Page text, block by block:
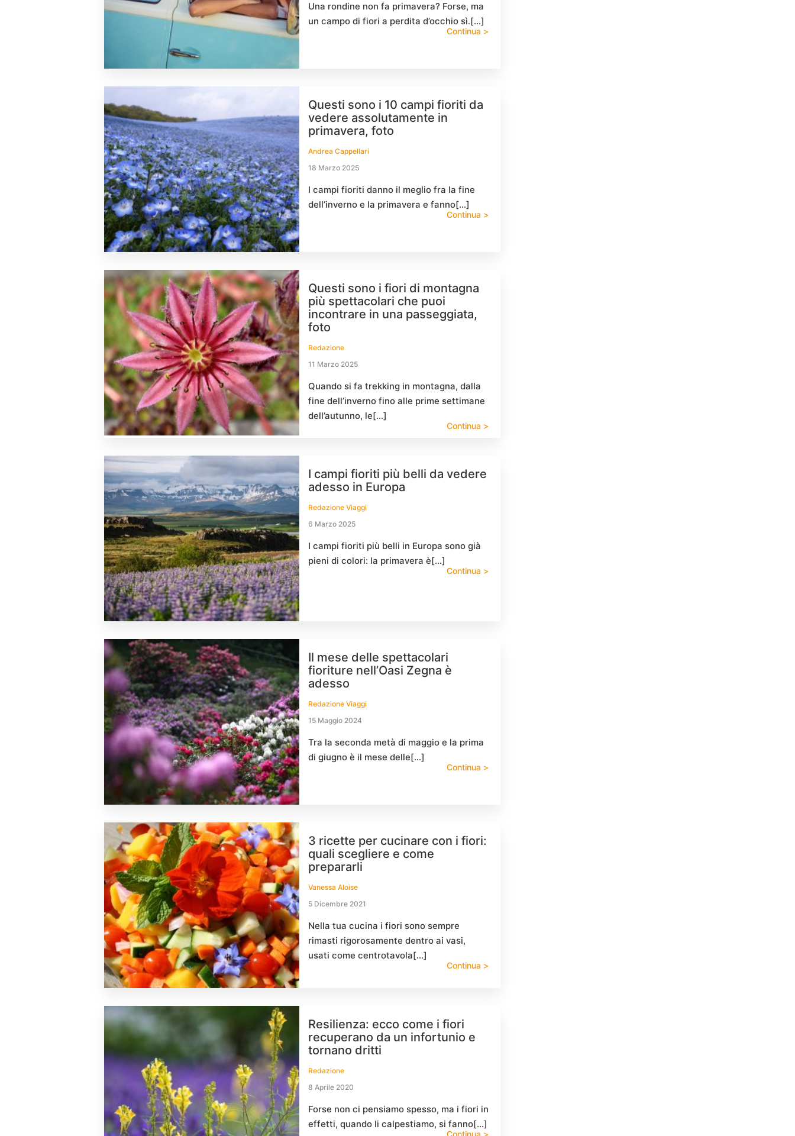
Una rondine non fa primavera? Forse, ma
un campo di fiori a perdita d’occhio sì.[…]
Continua >
Questi sono i 10 campi fioriti da
vedere assolutamente in
primavera, foto
Andrea Cappellari
18 Marzo 2025
I campi fioriti danno il meglio fra la fine
dell’inverno e la primavera e fanno[…]
Continua >
Questi sono i fiori di montagna
più spettacolari che puoi
incontrare in una passeggiata,
foto
Redazione
11 Marzo 2025
Quando si fa trekking in montagna, dalla
fine dell’inverno fino alle prime settimane
dell’autunno, le[…]
Continua >
I campi fioriti più belli da vedere
adesso in Europa
Redazione Viaggi
6 Marzo 2025
I campi fioriti più belli in Europa sono già
pieni di colori: la primavera è[…]
Continua >
Il mese delle spettacolari
fioriture nell’Oasi Zegna è
adesso
Redazione Viaggi
15 Maggio 2024
Tra la seconda metà di maggio e la prima
di giugno è il mese delle[…]
Continua >
3 ricette per cucinare con i fiori:
quali scegliere e come
prepararli
Vanessa Aloise
5 Dicembre 2021
Nella tua cucina i fiori sono sempre
rimasti rigorosamente dentro ai vasi,
usati come centrotavola[…]
Continua >
Resilienza: ecco come i fiori
recuperano da un infortunio e
tornano dritti
Redazione
8 Aprile 2020
Forse non ci pensiamo spesso, ma i fiori in
effetti, quando li calpestiamo, si fanno[…]
Continua >